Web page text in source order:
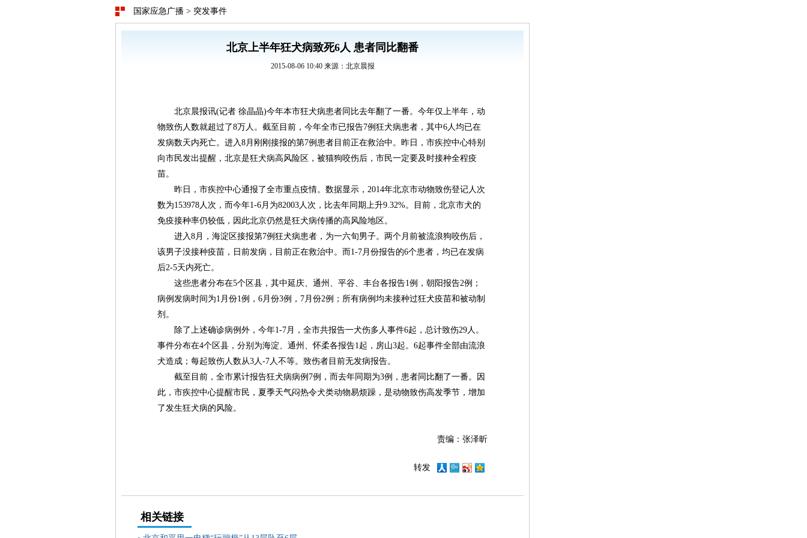
国家应急广播 > 突发事件
北京上半年狂犬病致死6人 患者同比翻番
2015-08-06 10:40 来源：北京晨报
北京晨报讯(记者 徐晶晶)今年本市狂犬病患者同比去年翻了一番。今年仅上半年，动
物致伤人数就超过了8万人。截至目前，今年全市已报告7例狂犬病患者，其中6人均已在
发病数天内死亡。进入8月刚刚接报的第7例患者目前正在救治中。昨日，市疾控中心特别
向市民发出提醒，北京是狂犬病高风险区，被猫狗咬伤后，市民一定要及时接种全程疫
苗。
昨日，市疾控中心通报了全市重点疫情。数据显示，2014年北京市动物致伤登记人次
数为153978人次，而今年1-6月为82003人次，比去年同期上升9.32%。目前，北京市犬的
免疫接种率仍较低，因此北京仍然是狂犬病传播的高风险地区。
进入8月，海淀区接报第7例狂犬病患者，为一六旬男子。两个月前被流浪狗咬伤后，
该男子没接种疫苗，日前发病，目前正在救治中。而1-7月份报告的6个患者，均已在发病
后2-5天内死亡。
这些患者分布在5个区县，其中延庆、通州、平谷、丰台各报告1例，朝阳报告2例；
病例发病时间为1月份1例，6月份3例，7月份2例；所有病例均未接种过狂犬疫苗和被动制
剂。
除了上述确诊病例外，今年1-7月，全市共报告一犬伤多人事件6起，总计致伤29人。
事件分布在4个区县，分别为海淀、通州、怀柔各报告1起，房山3起。6起事件全部由流浪
犬造成；每起致伤人数从3人-7人不等。致伤者目前无发病报告。
截至目前，全市累计报告狂犬病病例7例，而去年同期为3例，患者同比翻了一番。因
此，市疾控中心提醒市民，夏季天气闷热令犬类动物易烦躁，是动物致伤高发季节，增加
了发生狂犬病的风险。
责编：张泽昕
转发
相关链接